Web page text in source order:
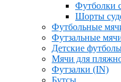
Футболки
Шорты
Футбольные
Футзальные
Детские
Мячи для
Футзалки (IN)
Бутсы